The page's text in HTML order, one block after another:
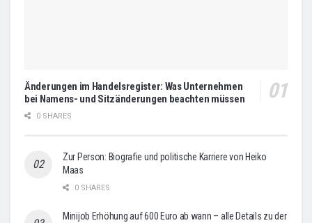
Änderungen im Handelsregister: Was Unternehmen
bei Namens- und Sitzänderungen beachten müssen
0 SHARES
Zur Person: Biografie und politische Karriere von Heiko
Maas
0 SHARES
Minijob Erhöhung auf 600 Euro ab wann – alle Details zu der